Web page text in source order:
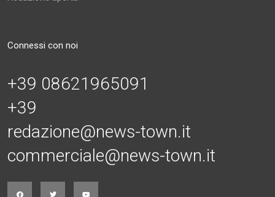
Connessi con noi
+39 08621965091
+39
redazione@news-town.it
commerciale@news-town.it